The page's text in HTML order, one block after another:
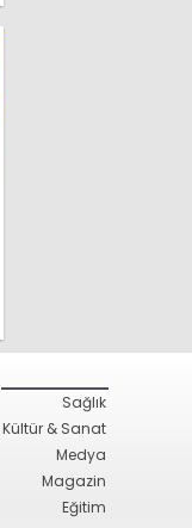
Sağlık
Kültür & Sanat
Medya
Magazin
Eğitim